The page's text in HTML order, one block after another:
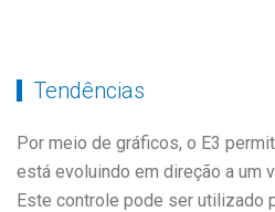
Tendências
Por meio de gráficos, o E3
está evoluindo em direção a um
Este controle pode ser utilizado